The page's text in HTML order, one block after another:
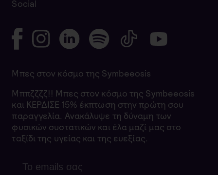
Social
Μπες στον κόσμο της Symbeeosis
Μππζζζζ!! Μπες στον κόσμο της Symbeeosis
και ΚΕΡΔΙΣΕ 15% έκπτωση στην πρώτη σου
παραγγελία. Ανακάλυψε τη δύναμη των
φυσικών συστατικών και έλα μαζί μας στο
ταξίδι της υγείας και της ευεξίας.